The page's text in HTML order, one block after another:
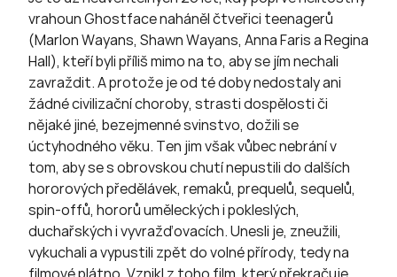
vrahoun Ghostface naháněl čtveřici teenagerů
(Marlon Wayans, Shawn Wayans, Anna Faris a Regina
Hall), kteří byli příliš mimo na to, aby se jím nechali
zavraždit. A protože je od té doby nedostaly ani
žádné civilizační choroby, strasti dospělosti či
nějaké jiné, bezejmenné svinstvo, dožili se
úctyhodného věku. Ten jim však vůbec nebrání v
tom, aby se s obrovskou chutí nepustili do dalších
hororových předělávek, remaků, prequelů, sequelů,
spin-offů, hororů uměleckých i pokleslých,
duchařských i vyvražďovacích. Unesli je, zneužili,
vykuchali a vypustili zpět do volné přírody, tedy na